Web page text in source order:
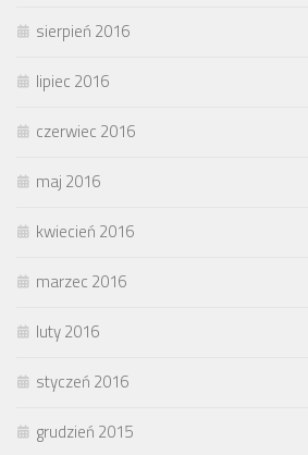
sierpień 2016
lipiec 2016
czerwiec 2016
maj 2016
kwiecień 2016
marzec 2016
luty 2016
styczeń 2016
grudzień 2015